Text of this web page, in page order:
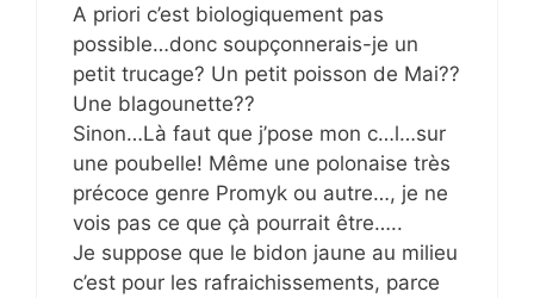
A priori c’est biologiquement pas
possible…donc soupçonnerais-je un
petit trucage? Un petit poisson de Mai??
Une blagounette??
Sinon…Là faut que j’pose mon c…l…sur
une poubelle! Même une polonaise très
précoce genre Promyk ou autre…, je ne
vois pas ce que çà pourrait être…..
Je suppose que le bidon jaune au milieu
c’est pour les rafraichissements, parce